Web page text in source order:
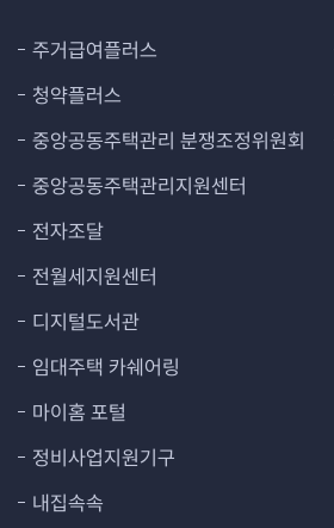
주거급여플러스
청약플러스
중앙공동주택관리 분쟁조정위원회
중앙공동주택관리지원센터
전자조달
전월세지원센터
디지털도서관
임대주택 카쉐어링
마이홈 포털
정비사업지원기구
내집속속